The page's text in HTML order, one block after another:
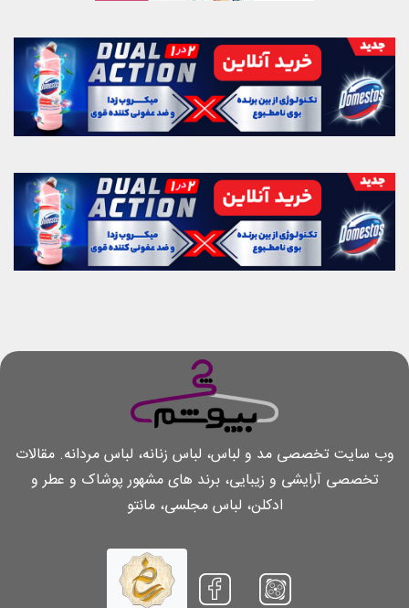
وب سایت تخصصی مد و لباس، لباس زنانه، لباس مردانه. مقالات
تخصصی آرایشی و زیبایی، برند های مشهور پوشاک و عطر و
ادکلن، لباس مجلسی، مانتو